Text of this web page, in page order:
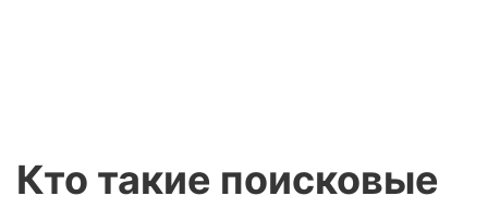
Кто такие поисковые